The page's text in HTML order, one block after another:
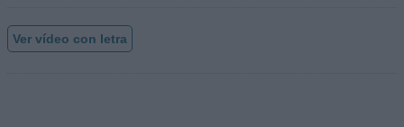
Ver vídeo con letra